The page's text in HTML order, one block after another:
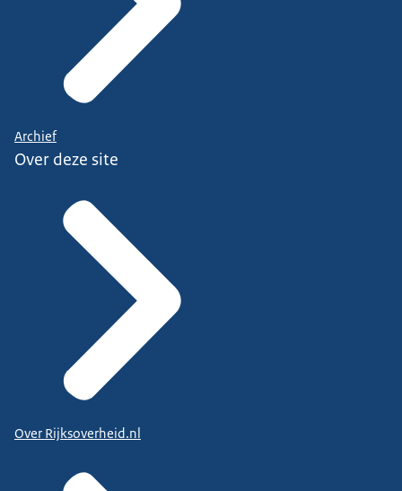
Archief
Over deze site
Over Rijksoverheid.nl